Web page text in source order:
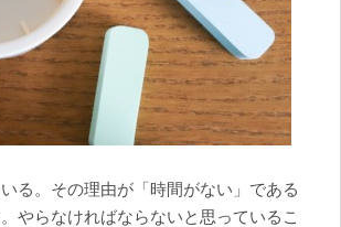
る。その理由が「時間がない」である
やらなければならないと思っているこ